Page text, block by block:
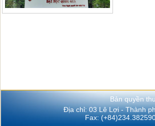
Bản quyền
Địa chỉ: 03 Lê Lợi - Thành
Fax: